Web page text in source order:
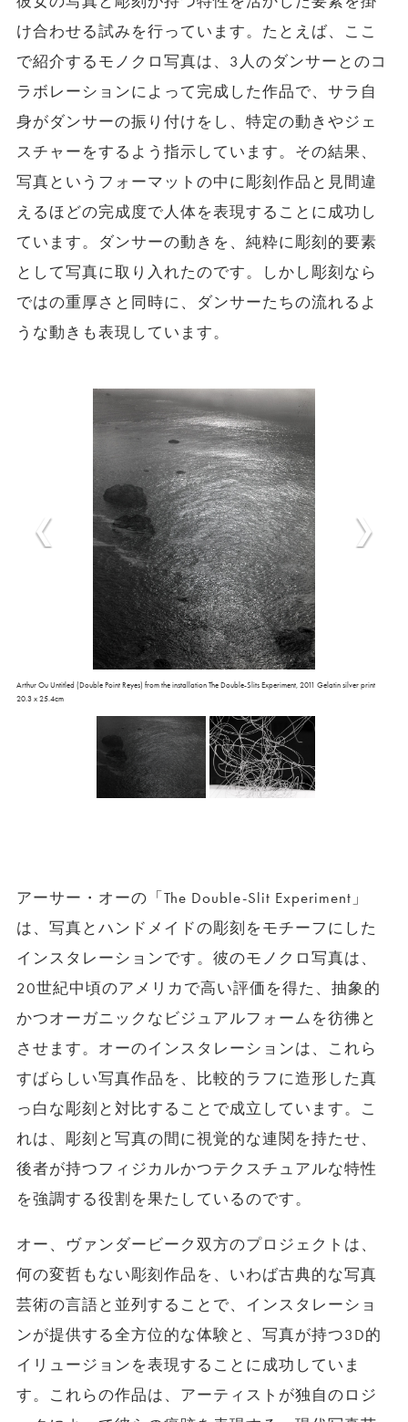
け合わせる試みを行っています。たとえば、ここ
で紹介するモノクロ写真は、3人のダンサーとのコ
ラボレーションによって完成した作品で、サラ自
身がダンサーの振り付けをし、特定の動きやジェ
スチャーをするよう指示しています。その結果、
写真というフォーマットの中に彫刻作品と見間違
えるほどの完成度で人体を表現することに成功し
ています。ダンサーの動きを、純粋に彫刻的要素
として写真に取り入れたのです。しかし彫刻なら
ではの重厚さと同時に、ダンサーたちの流れるよ
うな動きも表現しています。
Arthur Ou Untitled (Double Point Reyes) from the installation The Double-Slits Experiment, 2011 Gelatin silver print
20.3 x 25.4cm
アーサー・オーの「The Double-Slit Experiment」
は、写真とハンドメイドの彫刻をモチーフにした
インスタレーションです。彼のモノクロ写真は、
20世紀中頃のアメリカで高い評価を得た、抽象的
かつオーガニックなビジュアルフォームを彷彿と
させます。オーのインスタレーションは、これら
すばらしい写真作品を、比較的ラフに造形した真
っ白な彫刻と対比することで成立しています。こ
れは、彫刻と写真の間に視覚的な連関を持たせ、
後者が持つフィジカルかつテクスチュアルな特性
を強調する役割を果たしているのです。
オー、ヴァンダービーク双方のプロジェクトは、
何の変哲もない彫刻作品を、いわば古典的な写真
芸術の言語と並列することで、インスタレーショ
ンが提供する全方位的な体験と、写真が持つ3D的
イリュージョンを表現することに成功していま
す。これらの作品は、アーティストが独自のロジ